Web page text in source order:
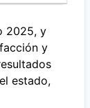
2025, y
y
estado,